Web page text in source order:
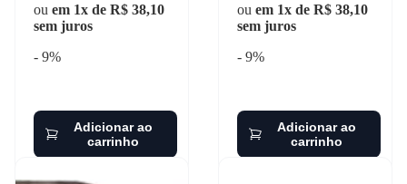
ou em 1x de R$ 38,10
sem juros
- 9%
Adicionar ao
carrinho
ou em 1x de R$ 38,10
sem juros
- 9%
Adicionar ao
carrinho